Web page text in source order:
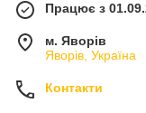
Працює з
м. Яворів
Яворів, Україна
Контакти